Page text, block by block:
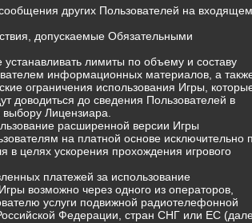
других Пользователей на
допускаемые Обязательными
лимиты по объему и составу
информационных материалов, а
ограничения использования Игры,
доводиться до сведения Пользователей в
Лицензиара.
расширенной версии Игры
на платной основе исключительно
в целях ускорения прохождения игрового
платежей за использование
возможно через одного из операторов,
услуги подвижной радиотелефонной
Федерации, стран СНГ или ЕС